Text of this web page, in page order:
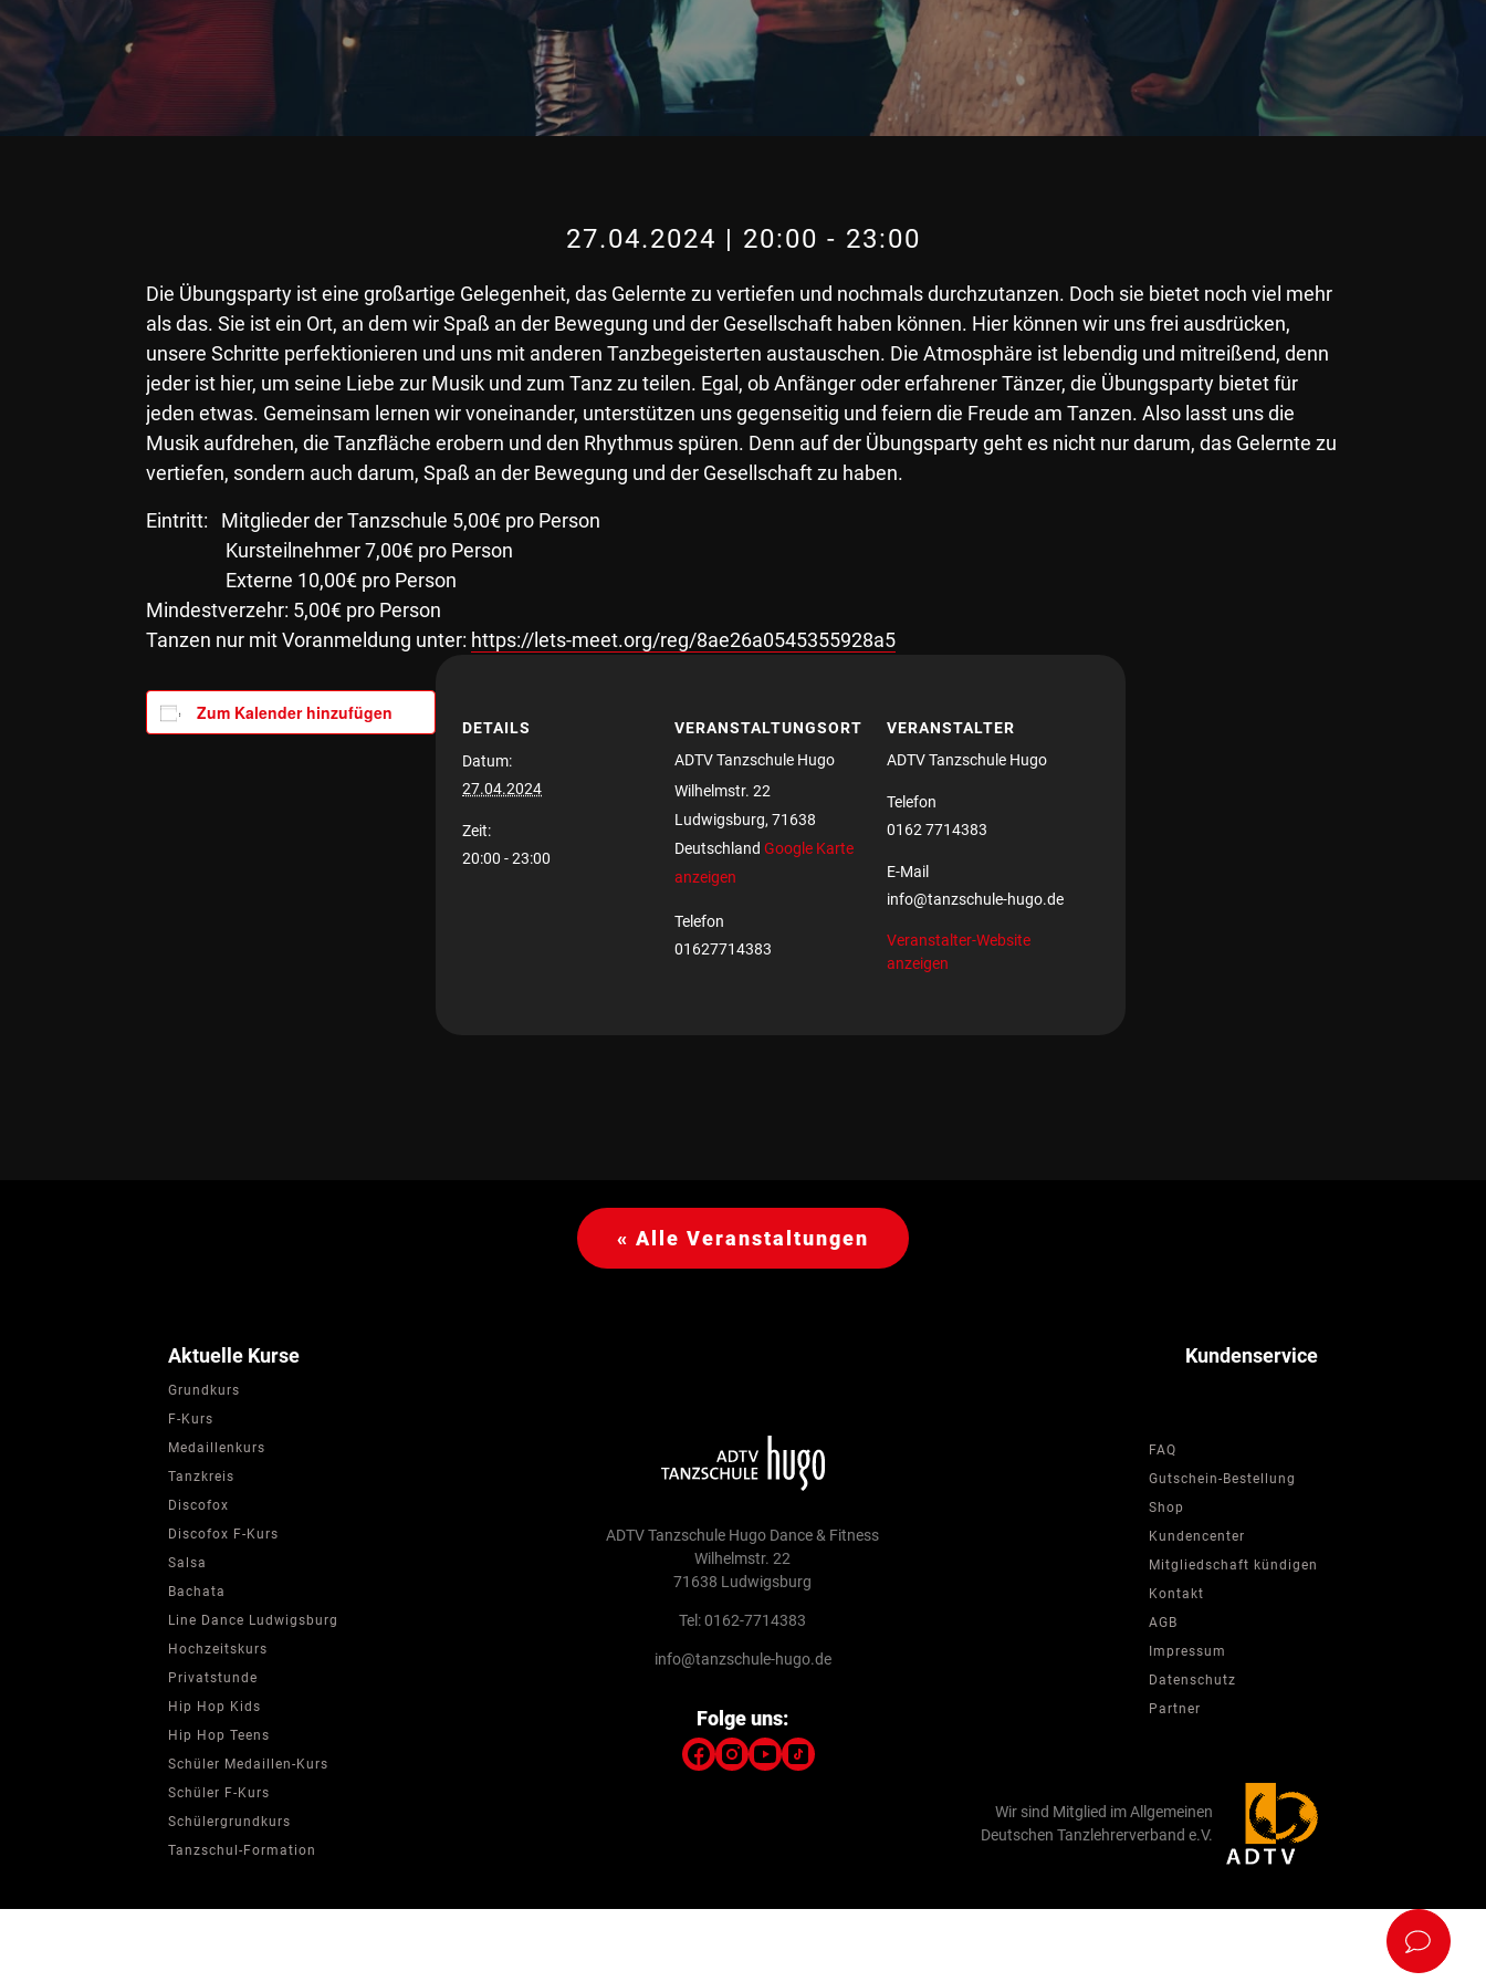
27.04.2024 | 20:00 - 23:00
Die Übungsparty ist eine großartige Gelegenheit, das Gelernte zu vertiefen und nochmals durchzutanzen. Doch sie bietet noch viel mehr
als das. Sie ist ein Ort, an dem wir Spaß an der Bewegung und der Gesellschaft haben können. Hier können wir uns frei ausdrücken,
unsere Schritte perfektionieren und uns mit anderen Tanzbegeisterten austauschen. Die Atmosphäre ist lebendig und mitreißend, denn
jeder ist hier, um seine Liebe zur Musik und zum Tanz zu teilen. Egal, ob Anfänger oder erfahrener Tänzer, die Übungsparty bietet für
jeden etwas. Gemeinsam lernen wir voneinander, unterstützen uns gegenseitig und feiern die Freude am Tanzen. Also lasst uns die
Musik aufdrehen, die Tanzfläche erobern und den Rhythmus spüren. Denn auf der Übungsparty geht es nicht nur darum, das Gelernte zu
vertiefen, sondern auch darum, Spaß an der Bewegung und der Gesellschaft zu haben.
Eintritt: Mitglieder der Tanzschule 5,00€ pro Person
Kursteilnehmer 7,00€ pro Person
Externe 10,00€ pro Person
Mindestverzehr: 5,00€ pro Person
Tanzen nur mit Voranmeldung unter: https://lets-meet.org/reg/8ae26a0545355928a5
Zum Kalender hinzufügen
DETAILS
Datum:
27.04.2024
Zeit:
20:00 - 23:00
VERANSTALTUNGSORT
ADTV Tanzschule Hugo
Wilhelmstr. 22
Ludwigsburg, 71638
Deutschland Google Karte
anzeigen
Telefon
01627714383
VERANSTALTER
ADTV Tanzschule Hugo
Telefon
0162 7714383
E-Mail
info@tanzschule-hugo.de
Veranstalter-Website
anzeigen
« Alle Veranstaltungen
Aktuelle Kurse
Grundkurs
F-Kurs
Medaillenkurs
Tanzkreis
Discofox
Discofox F-Kurs
Salsa
Bachata
Line Dance Ludwigsburg
Hochzeitskurs
Privatstunde
Hip Hop Kids
Hip Hop Teens
Schüler Medaillen-Kurs
Schüler F-Kurs
Schülergrundkurs
Tanzschul-Formation
ADTV Tanzschule Hugo Dance & Fitness
Wilhelmstr. 22
71638 Ludwigsburg
Tel: 0162-7714383
info@tanzschule-hugo.de
Folge uns:
Kundenservice
FAQ
Gutschein-Bestellung
Shop
Kundencenter
Mitgliedschaft kündigen
Kontakt
AGB
Impressum
Datenschutz
Partner
Wir sind Mitglied im Allgemeinen
Deutschen Tanzlehrerverband e.V.